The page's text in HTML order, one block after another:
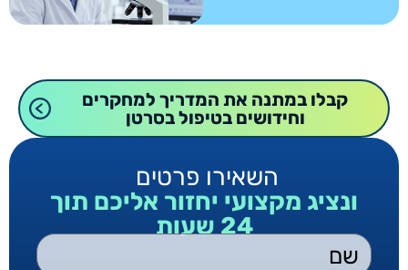
קבלו במתנה את המדריך למחקרים
וחידושים בטיפול בסרטן
השאירו פרטים
ונציג מקצועי יחזור אליכם תוך
24 שעות
שם